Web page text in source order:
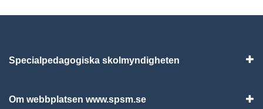
Specialpedagogiska skolmyndigheten
Om webbplatsen www.spsm.se